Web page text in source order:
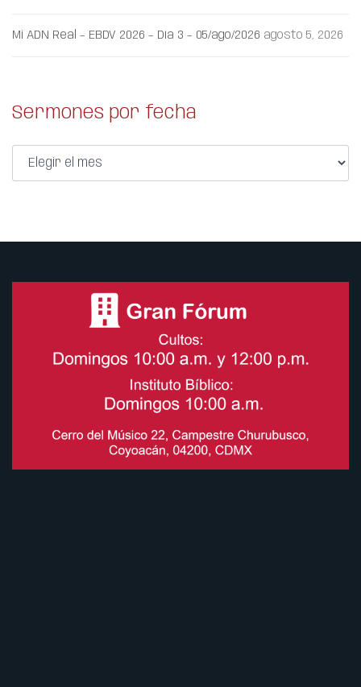
Mi ADN Real – EBDV 2026 – Día 3 – 05/ago/2026 agosto 5, 2026
Sermones por fecha